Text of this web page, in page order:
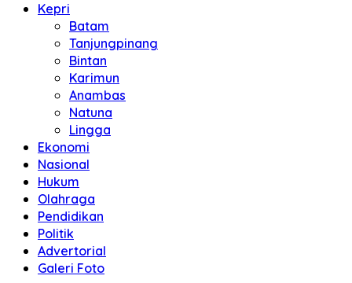
Kepri
Batam
Tanjungpinang
Bintan
Karimun
Anambas
Natuna
Lingga
Ekonomi
Nasional
Hukum
Olahraga
Pendidikan
Politik
Advertorial
Galeri Foto